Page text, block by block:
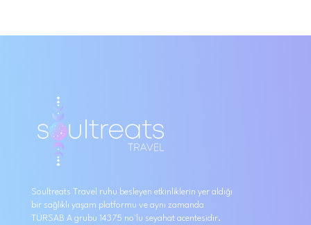
Soultreats Travel ruhu besleyen etkinliklerin yer aldığı
bir sağlıklı yaşam platformu ve aynı zamanda
TÜRSAB A grubu 14375 no'lu seyahat acentesidir.